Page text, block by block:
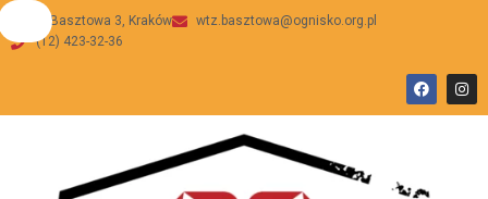
ul Basztowa 3, Kraków
wtz.basztowa@ognisko.org.pl
(12) 423-32-36